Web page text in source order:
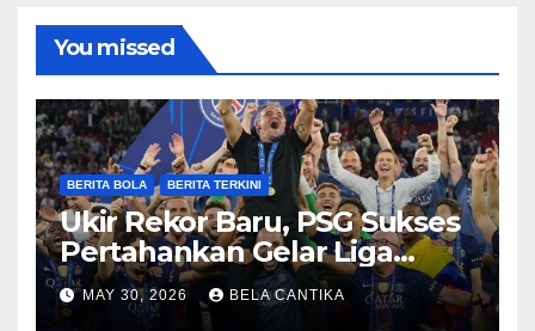
You missed
BERITA BOLA BERITA TERKINI
Ukir Rekor Baru, PSG Sukses
Pertahankan Gelar Liga
Champions
MAY 30, 2026 BELA CANTIKA